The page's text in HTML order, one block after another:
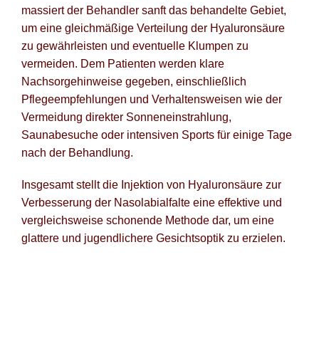
massiert der Behandler sanft das behandelte Gebiet,
um eine gleichmäßige Verteilung der Hyaluronsäure
zu gewährleisten und eventuelle Klumpen zu
vermeiden. Dem Patienten werden klare
Nachsorgehinweise gegeben, einschließlich
Pflegeempfehlungen und Verhaltensweisen wie der
Vermeidung direkter Sonneneinstrahlung,
Saunabesuche oder intensiven Sports für einige Tage
nach der Behandlung.
Insgesamt stellt die Injektion von Hyaluronsäure zur
Verbesserung der Nasolabialfalte eine effektive und
vergleichsweise schonende Methode dar, um eine
glattere und jugendlichere Gesichtsoptik zu erzielen.